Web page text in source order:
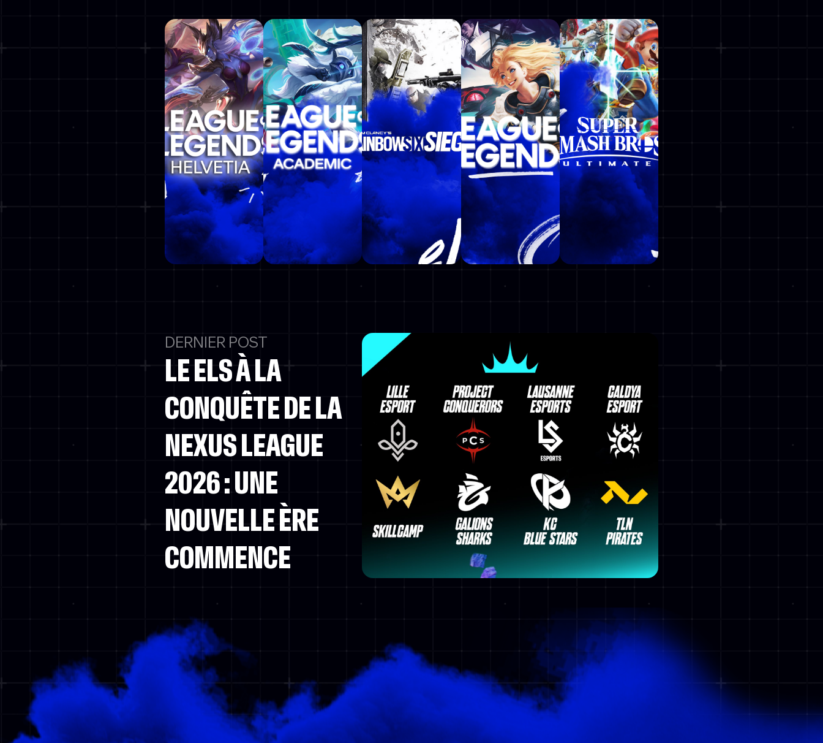
DERNIER POST
LE ELS À LA
CONQUÊTE DE LA
NEXUS LEAGUE
2026 : UNE
NOUVELLE ÈRE
COMMENCE